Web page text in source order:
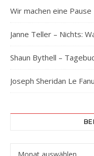
Wir machen eine Pause
Janne Teller – Nichts:
Shaun Bythell –
Joseph Sheridan Le